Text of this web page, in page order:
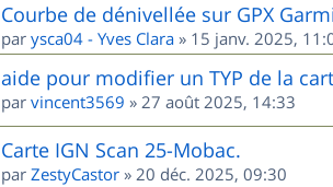
Courbe de dénivellée sur GPX
par ysca04 - Yves Clara » 15 janv. 2025,
aide pour modifier un TYP de la
par vincent3569 » 27 août 2025, 14:33
Carte IGN Scan 25-Mobac.
par ZestyCastor » 20 déc. 2025, 09:30